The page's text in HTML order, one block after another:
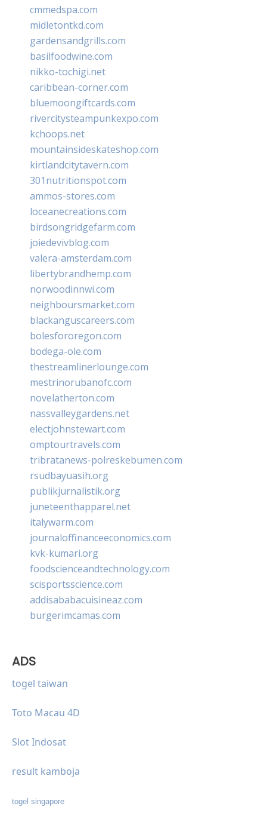
cmmedspa.com
midletontkd.com
gardensandgrills.com
basilfoodwine.com
nikko-tochigi.net
caribbean-corner.com
bluemoongiftcards.com
rivercitysteampunkexpo.com
kchoops.net
mountainsideskateshop.com
kirtlandcitytavern.com
301nutritionspot.com
ammos-stores.com
loceanecreations.com
birdsongridgefarm.com
joiedevivblog.com
valera-amsterdam.com
libertybrandhemp.com
norwoodinnwi.com
neighboursmarket.com
blackanguscareers.com
bolesfororegon.com
bodega-ole.com
thestreamlinerlounge.com
mestrinorubanofc.com
novelatherton.com
nassvalleygardens.net
electjohnstewart.com
omptourtravels.com
tribratanews-polreskebumen.com
rsudbayuasih.org
publikjurnalistik.org
juneteenthapparel.net
italywarm.com
journaloffinanceeconomics.com
kvk-kumari.org
foodscienceandtechnology.com
scisportsscience.com
addisababacuisineaz.com
burgerimcamas.com
ADS
togel taiwan
Toto Macau 4D
Slot Indosat
result kamboja
togel singapore